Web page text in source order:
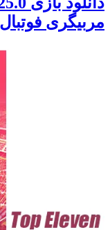
مربیگری